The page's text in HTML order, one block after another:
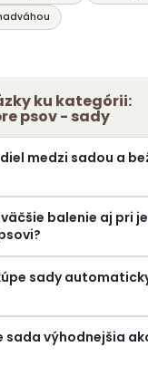
ku kategórii:
psov - sady
medzi sadou a
balenie aj pri
sady
sada výhodnejšia